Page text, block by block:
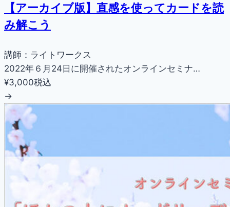
【アーカイブ版】直感を使ってカードを読
み解こう
講師：ライトワークス
2022年６月24日に開催されたオンラインセミナ…
¥3,000税込
→